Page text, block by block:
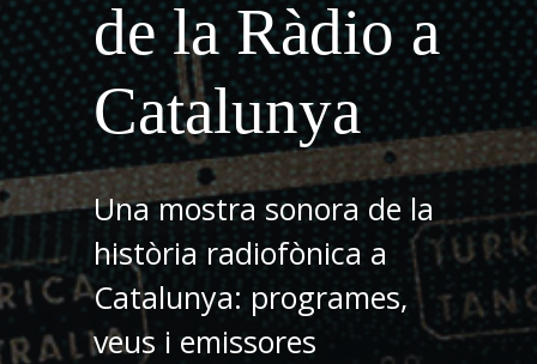
de la Ràdio a
Catalunya
Una mostra sonora de la
història radiofònica a
Catalunya: programes,
veus i emissores